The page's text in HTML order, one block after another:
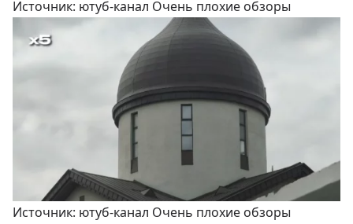
Источник: ютуб-канал Очень плохие обзоры
Источник: ютуб-канал Очень плохие обзоры